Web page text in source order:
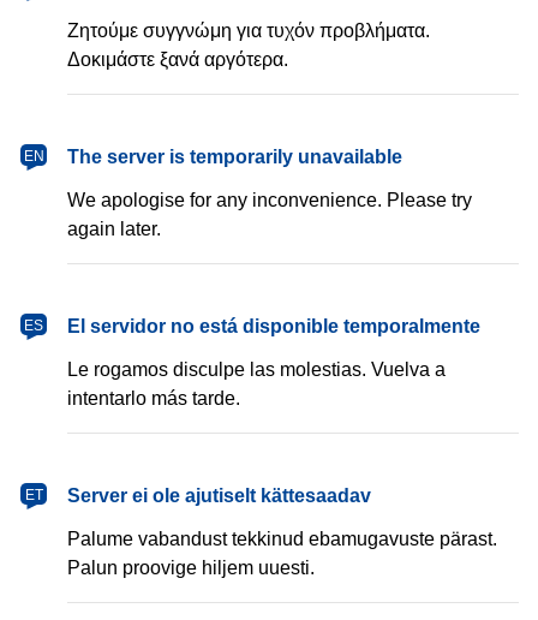
Ζητούμε συγγνώμη για τυχόν προβλήματα.
Δοκιμάστε ξανά αργότερα.
EN
EnglishThe server is temporarily unavailable
We apologise for any inconvenience. Please try
again later.
ES
españolEl servidor no está disponible temporalmente
Le rogamos disculpe las molestias. Vuelva a
intentarlo más tarde.
ET
eesti Server ei ole ajutiselt kättesaadav
Palume vabandust tekkinud ebamugavuste pärast.
Palun proovige hiljem uuesti.